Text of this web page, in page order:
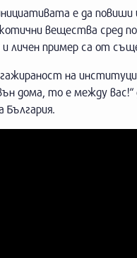
е да
вещества сред
и личен пример са от
на
дома, то е между